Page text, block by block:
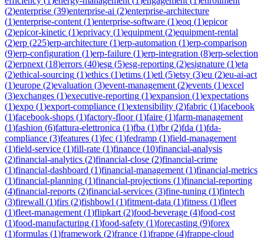
(2)enterprise (39)enterprise-ai (2)enterprise-architecture
(1)enterprise-content (1)enterprise-software (1)eoq (1)epicor
(2)epicor-kinetic (1)eprivacy (1)equipment (2)equipment-rental
(2)erp (225)erp-architecture (1)erp-automation (1)erp-comparison
(9)erp-configuration (1)erp-failure (1)erp-integration (8)erp-selection
(2)erpnext (18)errors (40)esg (5)esg-reporting (2)esignature (1)eta
(2)ethical-sourcing (1)ethics (1)etims (1)etl (5)etsy (3)eu (2)eu-ai-act
(1)europe (2)evaluation (3)event-management (2)events (1)excel
(3)exchanges (1)executive-reporting (1)expansion (1)expectations
(1)expo (1)export-compliance (1)extensibility (2)fabric (1)facebook
(1)facebook-shops (1)factory-floor(1)faire (1)farm-management
(1)fashion (6)fattura-elettronica (1)fba (1)fbr(2)fda (1)fda-
compliance (3)features (1)fec (1)fedramp (1)field-management
(1)field-service (1)fill-rate (1)finance (10)financial-analysis
(2)financial-analytics (2)financial-close (2)financial-crime
(1)financial-dashboard (1)financial-management (1)financial-metrics
(1)financial-planning (1)financial-projections (1)financial-reporting
(4)financial-reports (2)financial-services (3)fine-tuning (1)fintech
(3)firewall (1)firs (2)fishbowl (1)fitment-data (1)fitness (1)fleet
(1)fleet-management (1)flipkart (2)food-beverage (4)food-cost
(1)food-manufacturing (1)food-safety (1)forecasting (9)forex
(1)formulas (1)framework (2)france (1)frappe (4)frappe-cloud